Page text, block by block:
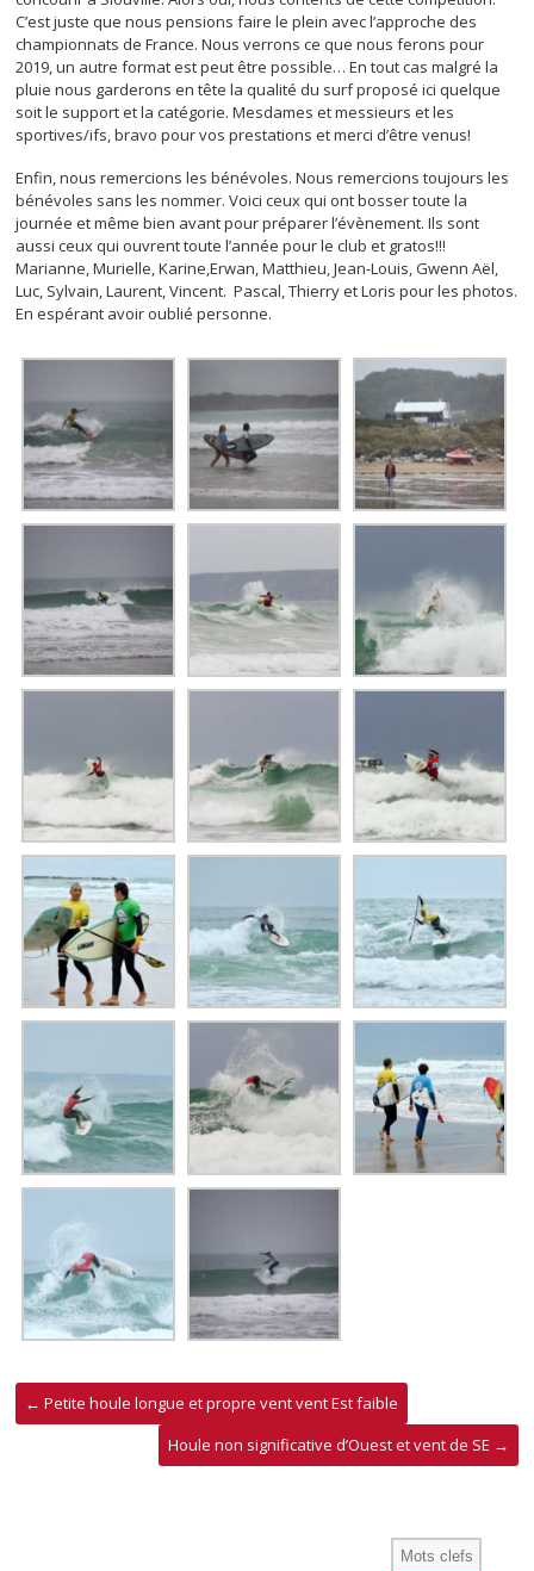
C’est juste que nous pensions faire le plein avec l’approche des
championnats de France. Nous verrons ce que nous ferons pour
2019, un autre format est peut être possible… En tout cas malgré la
pluie nous garderons en tête la qualité du surf proposé ici quelque
soit le support et la catégorie. Mesdames et messieurs et les
sportives/ifs, bravo pour vos prestations et merci d’être venus!
Enfin, nous remercions les bénévoles. Nous remercions toujours les
bénévoles sans les nommer. Voici ceux qui ont bosser toute la
journée et même bien avant pour préparer l’évènement. Ils sont
aussi ceux qui ouvrent toute l’année pour le club et gratos!!!
Marianne, Murielle, Karine,Erwan, Matthieu, Jean-Louis, Gwenn Aël,
Luc, Sylvain, Laurent, Vincent. Pascal, Thierry et Loris pour les photos.
En espérant avoir oublié personne.
← Petite houle longue et propre vent vent Est faible
Houle non significative d’Ouest et vent de SE →